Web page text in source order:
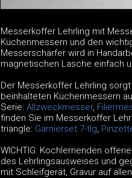
Messerkoffer Lehrling mit
Küchenmessern und den
Messerschärfer wird in
magnetischen Lasche einfach
Der Messerkoffer Lehrling
beinhalteten Küchenmessern
Serie: Allzweckmesser,
finden Sie im Messerkoffer
triangle: Garnierset 7-tlg,
WICHTIG: Kochlernenden
des Lehrlingsausweises und
mit Schleifgerät, Gravur auf